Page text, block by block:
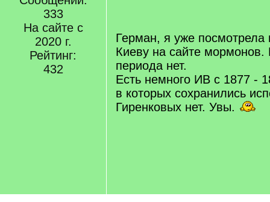
333
На сайте с
2020 г.
Рейтинг:
432
Герман, я уже
Киеву на сайте
периода нет.
Есть немного ИВ с 1877 -
в которых сохранились
Гиренковых нет. Увы.